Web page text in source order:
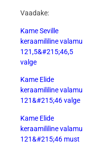
Vaadake:
Kame Seville
keraamililine valamu
121,5&#215;46,5
valge
Kame Elide
keraamililine valamu
121&#215;46 valge
Kame Elide
keraamililine valamu
121&#215;46 must